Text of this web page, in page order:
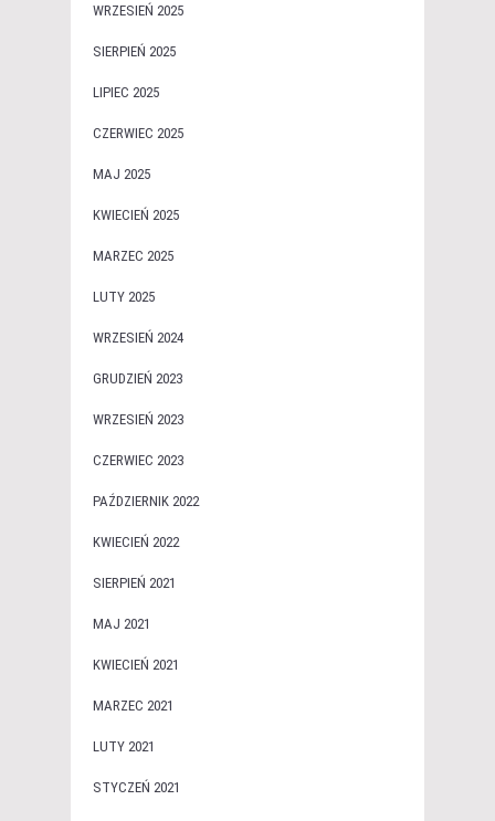
WRZESIEŃ 2025
SIERPIEŃ 2025
LIPIEC 2025
CZERWIEC 2025
MAJ 2025
KWIECIEŃ 2025
MARZEC 2025
LUTY 2025
WRZESIEŃ 2024
GRUDZIEŃ 2023
WRZESIEŃ 2023
CZERWIEC 2023
PAŹDZIERNIK 2022
KWIECIEŃ 2022
SIERPIEŃ 2021
MAJ 2021
KWIECIEŃ 2021
MARZEC 2021
LUTY 2021
STYCZEŃ 2021